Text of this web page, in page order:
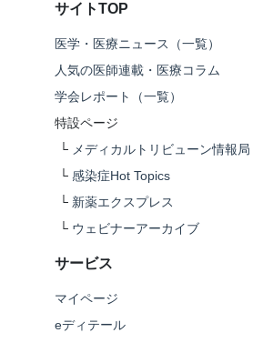
サイトTOP
医学・医療ニュース（一覧）
人気の医師連載・医療コラム
学会レポート（一覧）
特設ページ
└ メディカルトリビューン情報局
└ 感染症Hot Topics
└ 新薬エクスプレス
└ ウェビナーアーカイブ
サービス
マイページ
eディテール